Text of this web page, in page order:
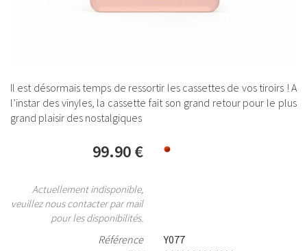
Il est désormais temps de ressortir les cassettes de vos tiroirs ! A
l’instar des vinyles, la cassette fait son grand retour pour le plus
grand plaisir des nostalgiques
99.90 €
Actuellement indisponible,
veuillez nous contacter par mail
pour les disponibilités.
Référence
Y077